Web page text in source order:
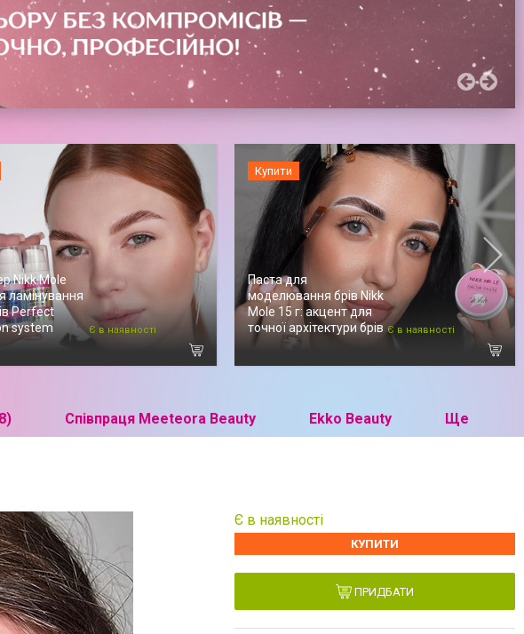
Nikk Mole
ламінування
Perfect
system
Є в наявності
Купити
Паста для
моделювання брів Nikk
Mole 15 г: акцент для
точної архітектури брів Є в наявності
Співпраця Meeteora Beauty Ekko Beauty Ще
Є в наявності
КУПИТИ
ПРИДБАТИ